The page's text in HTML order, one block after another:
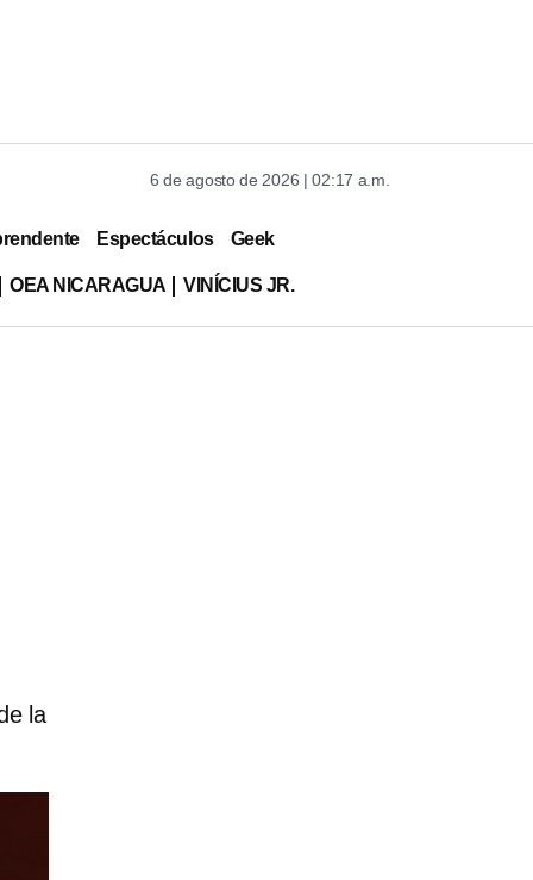
6 de agosto de 2026 | 02:17 a.m.
Espectáculos Geek
OEA NICARAGUA VINÍCIUS JR.
la